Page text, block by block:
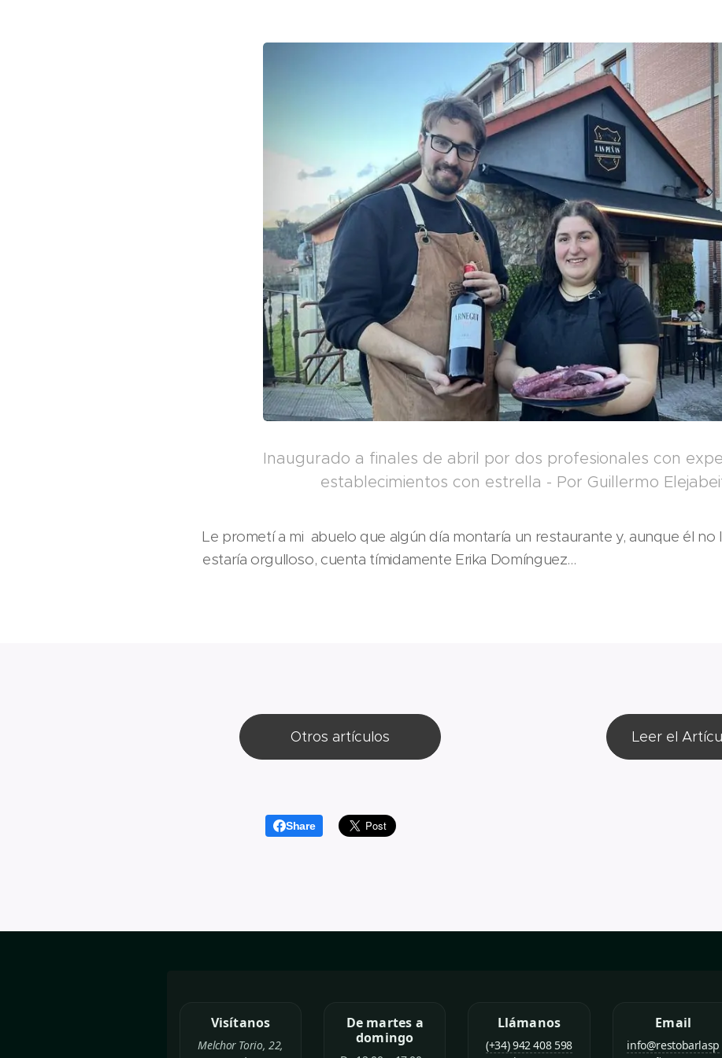
Inaugurado a finales de abril por dos profesionales con
establecimientos con estrella - Por Guillermo
Le prometí a mi abuelo que algún día montaría un restaurante y, aunque él no
estaría orgulloso, cuenta tímidamente Erika Domínguez...
Otros artículos Leer el
Share
Visítanos
Melchor Torio, 22,
De martes a
domingo
Llámanos
(+34) 942 408 598
Email
info@restobarlasp